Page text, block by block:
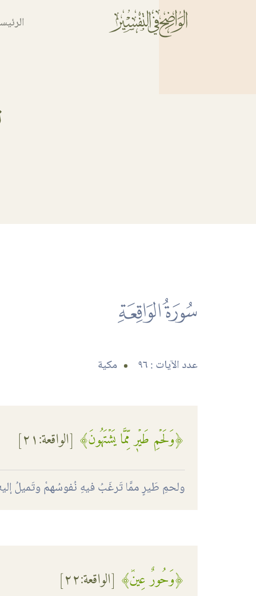
56
عدد الآيات :٩٦ مكية
﴿وَلَحۡمِ طَيۡرٖ مِّمَّا يَشۡتَهُونَ﴾ [الواقعة:٢١]
ولحمِ طَيرٍ ممَّا تَرغَبُ فيهِ نُفوسُهمْ وتَميلُ
﴿وَحُورٌ عِينٞ﴾ [الواقعة:٢٢]